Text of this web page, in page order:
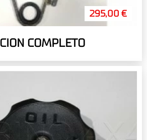
295,00 €
COMPLETO